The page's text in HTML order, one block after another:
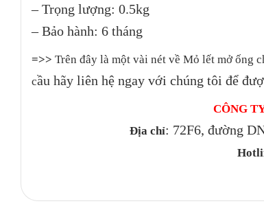
– Trọng lượng: 0.5kg
– Bảo hành: 6 tháng
=>> Trên đây là một vài nét về Mỏ lết mở ống
cầu hãy liên hệ ngay với chúng tôi để
CÔNG
Địa chỉ: 72F6, đường